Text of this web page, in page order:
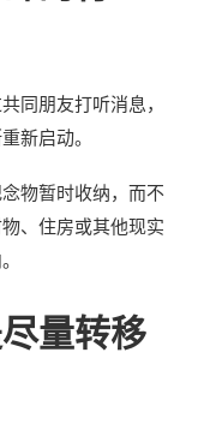
同朋友打听消息，
新启动。
物暂时收纳，而不
、住房或其他现实
量转移